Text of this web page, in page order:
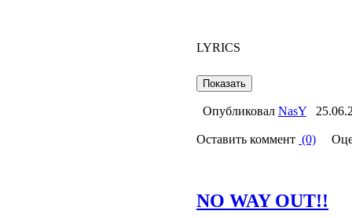
LYRICS
Опубликовал NasY
Оставить коммент (0)
NO WAY OUT!!